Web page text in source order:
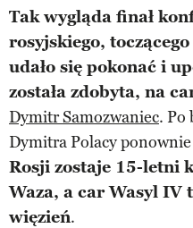
Tak wygląda finał
rosyjskiego,
udało się pokonać i
została zdobyta, na
Dymitr Samozwaniec. Po
Dymitra Polacy
Rosji zostaje 15-letni
Waza, a car Wasyl IV
więzień.